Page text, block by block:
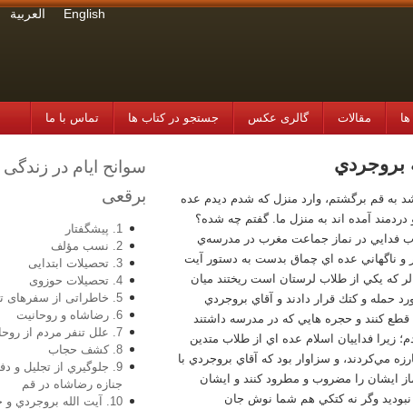
English العربية
مقالات گالری عکس جستجو در کتاب ها تماس با ما
به قم برگشتم، وارد منزل كه شدم ديدم عده
دردمند آمده اند به منزل ما. گفتم چه شده؟
فدايي در نماز جماعت مغرب در مدرسه‌ي
و ناگهاني عده اي چماق بدست به دستور آيت
كه يكي از طلاب لرستان است ريختند ميان
و كتك قرار دادند و آقاي بروجردي
قطع كنند و حجره هايي كه در مدرسه داشتند
زيرا فداييان اسلام عده اي از طلاب متدين
مي‌كردند، و سزاوار بود كه آقاي بروجردي با
ايشان را مضروب و مطرود كنند و ايشان
وگر نه كتكي هم شما نوش جان
سوانح ايام در زندگی
برقعی
1. پیشگفتار
2. نسب مؤلف
3. تحصیلات ابتدایی
4. تحصیلات حوزوی
5. خاطراتی از سفرهای تبلیغی
6. رضاشاه و روحانیت
7. علل تنفر مردم از روحانیت
8. کشف حجاب
9. جلوگيري از تجليل و
جنازه رضاشاه در قم
10. آيت الله بروجردي